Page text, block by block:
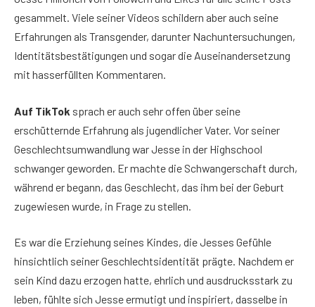
gesammelt. Viele seiner Videos schildern aber auch seine
Erfahrungen als Transgender, darunter Nachuntersuchungen,
Identitätsbestätigungen und sogar die Auseinandersetzung
mit hasserfüllten Kommentaren.
Auf TikTok sprach er auch sehr offen über seine
erschütternde Erfahrung als jugendlicher Vater. Vor seiner
Geschlechtsumwandlung war Jesse in der Highschool
schwanger geworden. Er machte die Schwangerschaft durch,
während er begann, das Geschlecht, das ihm bei der Geburt
zugewiesen wurde, in Frage zu stellen.
Es war die Erziehung seines Kindes, die Jesses Gefühle
hinsichtlich seiner Geschlechtsidentität prägte. Nachdem er
sein Kind dazu erzogen hatte, ehrlich und ausdrucksstark zu
leben, fühlte sich Jesse ermutigt und inspiriert, dasselbe in